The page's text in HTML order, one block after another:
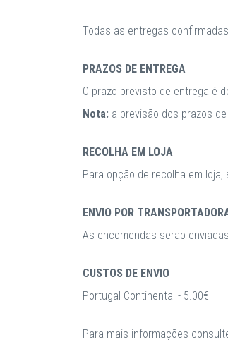
Todas as entregas
PRAZOS DE ENTREGA
O prazo previsto de entrega é
Nota: a previsão dos prazos
RECOLHA EM LOJA
Para opção de recolha em
ENVIO POR
As encomendas serão
CUSTOS DE ENVIO
Portugal Continental - 5.00€
Para mais informações